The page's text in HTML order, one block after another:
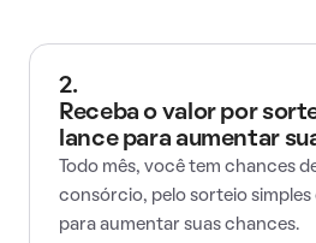
2.
Receba o valor por
lance para aumentar
Todo mês, você tem chances
consórcio, pelo sorteio simples
para aumentar suas chances.